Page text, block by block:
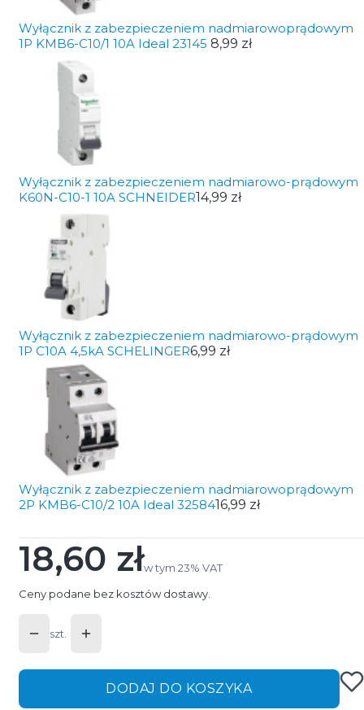
Wyłącznik z zabezpieczeniem nadmiarowoprądowym
1P KMB6-C10/1 10A Ideal 23145 8,99 zł
Wyłącznik z zabezpieczeniem nadmiarowo-prądowym
K60N-C10-1 10A SCHNEIDER14,99 zł
Wyłącznik z zabezpieczeniem nadmiarowo-prądowym
1P C10A 4,5kA SCHELINGER6,99 zł
Wyłącznik z zabezpieczeniem nadmiarowoprądowym
2P KMB6-C10/2 10A Ideal 3258416,99 zł
Cena
18,60 złw tym 23% VAT
w tym 23% VAT
Ceny podane bez kosztów dostawy.
szt.
DODAJ DO KOSZYKA